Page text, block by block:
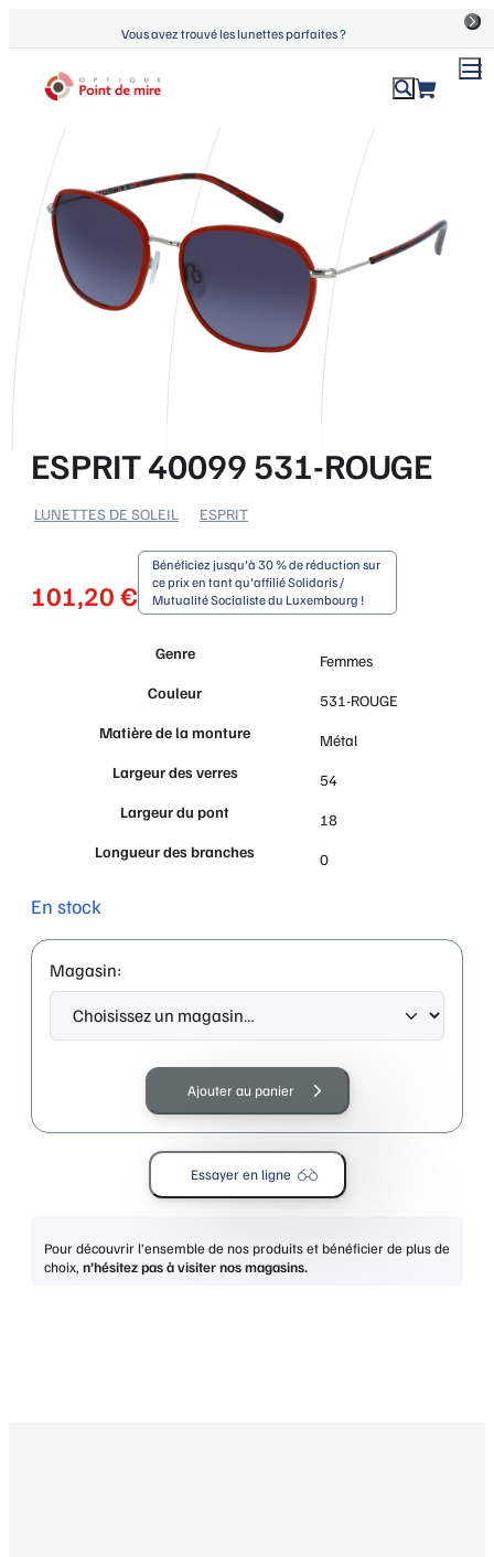
au
Vous avez trouvé les lunettes parfaites ?
Optique Point de Mire
Lunettes de vue et de soleil
ACCUEIL
ESPRIT 40099 531-ROUGE
LUNETTES DE SOLEIL ESPRIT
101,20 €
Bénéficiez jusqu'à 30 % de réduction sur
ce prix en tant qu'affilié Solidaris /
Mutualité Socialiste du Luxembourg !
Genre
Femmes
Couleur
531-ROUGE
Matière de la monture
Métal
Largeur des verres
54
Largeur du pont
18
Longueur des branches
0
En stock
Magasin:
40099
Ajouter au panier
Essayer en ligne
Pour découvrir l’ensemble de nos produits et bénéficier de plus de
choix, n’hésitez pas à visiter nos magasins.